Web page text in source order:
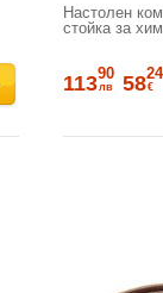
Настолен
стойка за
11390
лв 5824
€